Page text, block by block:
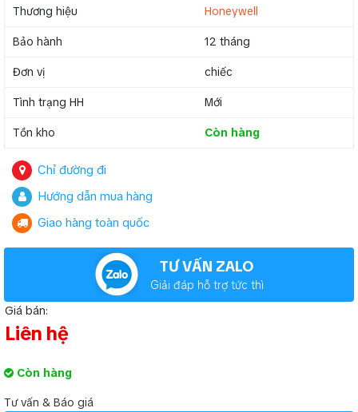
Thương hiệu Honeywell
Bảo hành 12 tháng
Đơn vị chiếc
Tình trạng HH Mới
Tồn kho Còn hàng
Chỉ đường đi
Hướng dẫn mua hàng
Giao hàng toàn quốc
TƯ VẤN ZALO
Giải đáp hỗ trợ tức thì
Giá bán:
Liên hệ
Còn hàng
Tư vấn & Báo giá